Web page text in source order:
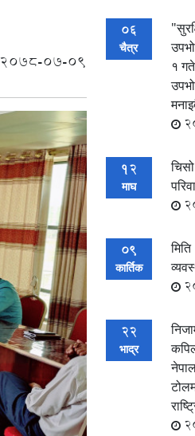
2078-07-09
06
चैत्र
१
12
माघ
09
कार्तिक
22
भाद्र